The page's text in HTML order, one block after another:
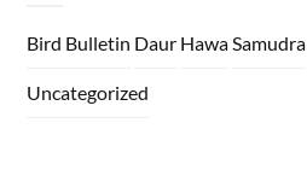
Bird Bulletin Daur Hawa Samudra
Uncategorized